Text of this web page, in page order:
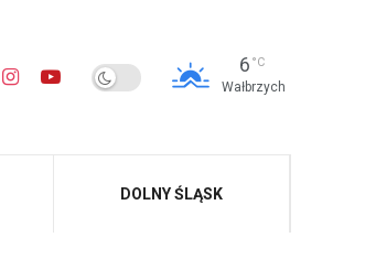
6 °C
Wałbrzych
DOLNY ŚLĄSK